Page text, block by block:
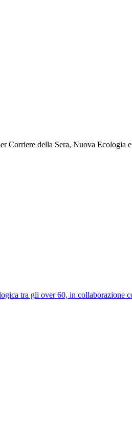
Corriere della Sera, Nuova Ecologia
tra gli over 60, in collaborazione